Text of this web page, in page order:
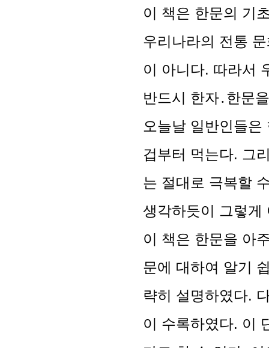
이 책은 한문의 기
우리나라의 전통
이 아니다. 따라서
반드시 한자․한문
오늘날 일반인들
겁부터 먹는다. 그
는 절대로 극복할
생각하듯이 그렇게
이 책은 한문을 아
문에 대하여 알기
략히 설명하였다.
이 수록하였다. 이